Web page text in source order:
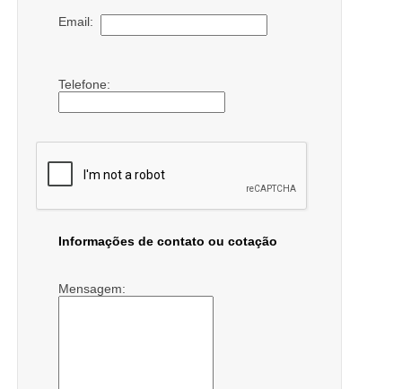
Email:
Telefone:
Informações de contato ou cotação
Mensagem: